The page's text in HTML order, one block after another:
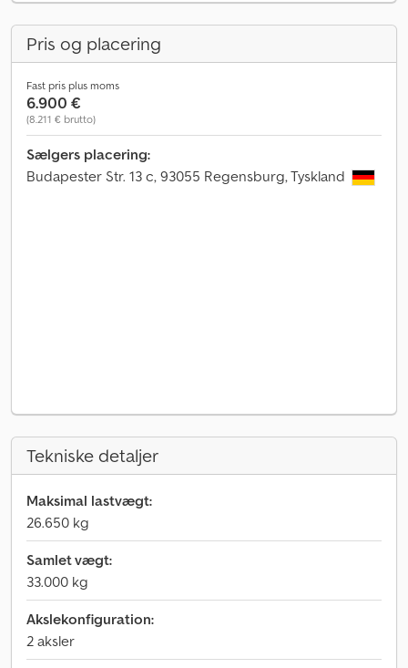
Pris og placering
Fast pris plus moms
6.900 €
(8.211 € brutto)
Sælgers placering:
Budapester Str. 13 c, 93055 Regensburg, Tyskland
Tekniske detaljer
Maksimal lastvægt:
26.650 kg
Samlet vægt:
33.000 kg
Akslekonfiguration:
2 aksler